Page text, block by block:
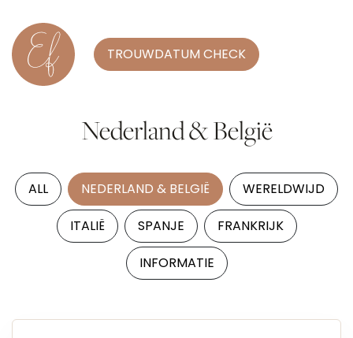
TROUWDATUM CHECK
Nederland & België
ALL NEDERLAND & BELGIË WERELDWIJD
ITALIË SPANJE FRANKRIJK
INFORMATIE